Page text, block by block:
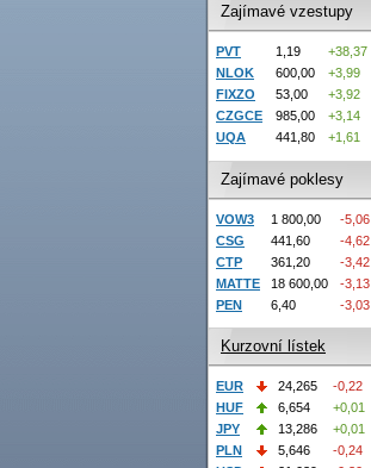
Zajímavé vzestupy
PVT 1,19
+38,37
NLOK
600,00
+3,99
FIXZO
53,00
+3,92
CZGCE
985,00
+3,14
UQA
441,80 +1,61
Zajímavé poklesy
VOW3 1 800,00
-5,06
CSG
441,60
-4,62
CTP
361,20
-3,42
MATTE
18 600,00
-3,13
PEN
6,40 -3,03
Kurzovní lístek
EUR 24,265
-0,22
HUF
6,654
+0,01
JPY
13,286
+0,01
PLN
5,646
-0,24